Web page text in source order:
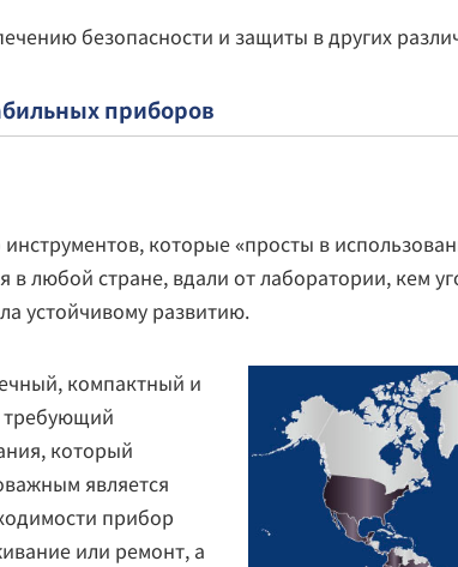
безопасности и защиты в других
приборов
которые «просты в
любой стране, вдали от лаборатории, кем
устойчивому развитию.
компактный и
требующий
который
является
прибор
или ремонт, а